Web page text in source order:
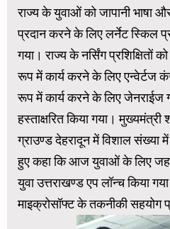
राज्य के युवाओं को जापानी भाषा
प्रदान करने के लिए लर्नेट स्किल
गया। राज्य के नर्सिंग
रूप में कार्य करने के लिए एन्वेर्टज
रूप में कार्य करने के लिए
हस्ताक्षरित किया गया। मुख्यमंत्री
ग्राउण्ड देहरादून में विशाल
हुए कहा कि आज युवाओं के लिए जहां
युवा उत्तराखण्ड एप लॉन्च किया
माइक्रोसॉफ्ट के तकनीकी सहयोग